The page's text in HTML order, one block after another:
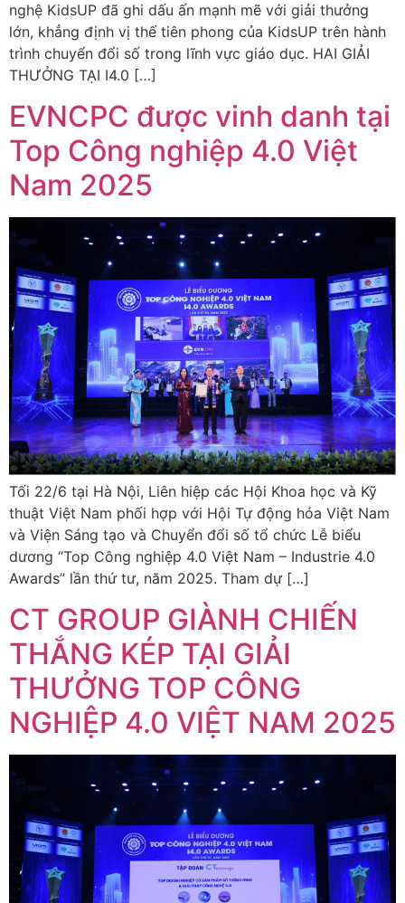
nghệ KidsUP đã ghi dấu ấn mạnh mẽ với giải thưởng
lớn, khẳng định vị thế tiên phong của KidsUP trên hành
trình chuyển đổi số trong lĩnh vực giáo dục. HAI GIẢI
THƯỞNG TẠI I4.0 […]
EVNCPC được vinh danh tại
Top Công nghiệp 4.0 Việt
Nam 2025
Tối 22/6 tại Hà Nội, Liên hiệp các Hội Khoa học và Kỹ
thuật Việt Nam phối hợp với Hội Tự động hóa Việt Nam
và Viện Sáng tạo và Chuyển đổi số tổ chức Lễ biểu
dương “Top Công nghiệp 4.0 Việt Nam – Industrie 4.0
Awards” lần thứ tư, năm 2025. Tham dự […]
CT GROUP GIÀNH CHIẾN
THẮNG KÉP TẠI GIẢI
THƯỞNG TOP CÔNG
NGHIỆP 4.0 VIỆT NAM 2025